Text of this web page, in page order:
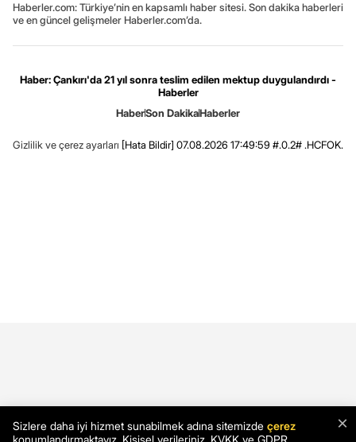
Haberler.com: Türkiye’nin en kapsamlı haber sitesi. Son dakika haberleri
ve en güncel gelişmeler Haberler.com’da.
Haber: Çankırı'da 21 yıl sonra teslim edilen mektup duygulandırdı -
Haberler
HaberSon DakikaHaberler
Gizlilik ve çerez ayarları [Hata Bildir] 07.08.2026 17:49:59 #.0.2# .HCFOK.
×
Sizlere daha iyi hizmet sunabilmek adına sitemizde çerez
konumlandırmaktayız. Kişisel verileriniz, KVKK ve GDPR